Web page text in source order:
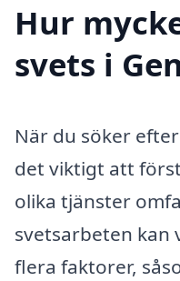
Hur
svets i
När du söker
det viktigt att
olika tjänster
svetsarbeten kan
flera faktorer,